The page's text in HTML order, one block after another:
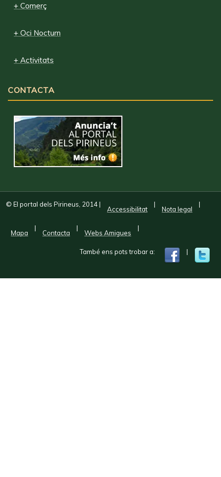
+ Comerç
+ Oci Nocturn
+ Activitats
CONTACTA
© El portal dels Pirineus, 2014|
Accessibilitat
|
Nota legal
|
Mapa
|
Contacta
|
Webs Amigues
|
També ens pots trobar a: |